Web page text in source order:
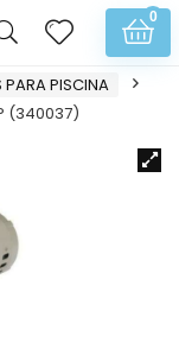
0
PARA PISCINA
(340037)